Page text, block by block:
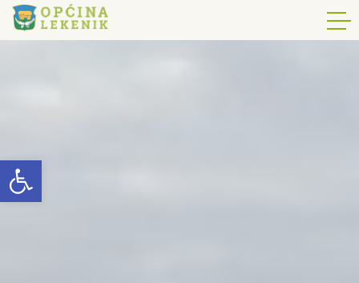
Open toolbar